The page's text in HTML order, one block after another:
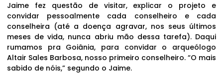
Jaime fez questão de visitar, explicar o projeto e
convidar pessoalmente cada conselheiro e cada
conselheira (até a doença agravar, nos seus últimos
meses de vida, nunca abriu mão dessa tarefa). Daqui
rumamos pra Goiânia, para convidar o arqueólogo
Altair Sales Barbosa, nosso primeiro conselheiro. “O mais
sabido de nóis,” segundo o Jaime.